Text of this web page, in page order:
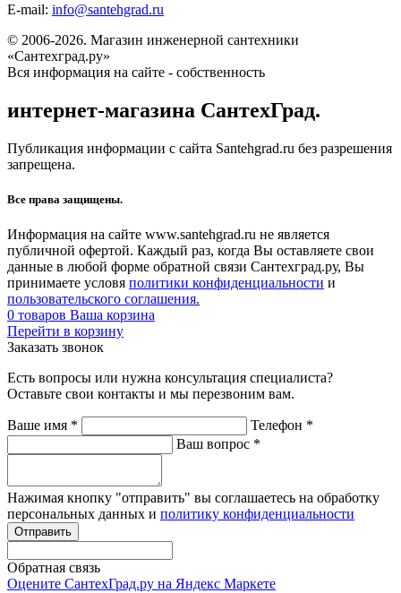
E-mail: info@santehgrad.ru
© 2006-2026. Магазин инженерной сантехники
«Сантехград.ру»
Вся информация на сайте - собственность
интернет-магазина СантехГрад.
Публикация информации с сайта Santehgrad.ru без разрешения
запрещена.
Все права защищены.
Информация на сайте www.santehgrad.ru не является
публичной офертой. Каждый раз, когда Вы оставляете свои
данные в любой форме обратной связи Сантехград.ру, Вы
принимаете условя политики конфиденциальности и
пользовательского соглашения.
0 товаров Ваша корзина
Перейти в корзину
Заказать звонок
Есть вопросы или нужна консультация специалиста?
Оставьте свои контакты и мы перезвоним вам.
Ваше имя * Телефон *
Ваш вопрос *
Нажимая кнопку "отправить" вы соглашаетесь на обработку
персональных данных и политику конфиденциальности
Обратная связь
Оцените СантехГрад.ру на Яндекс Маркете